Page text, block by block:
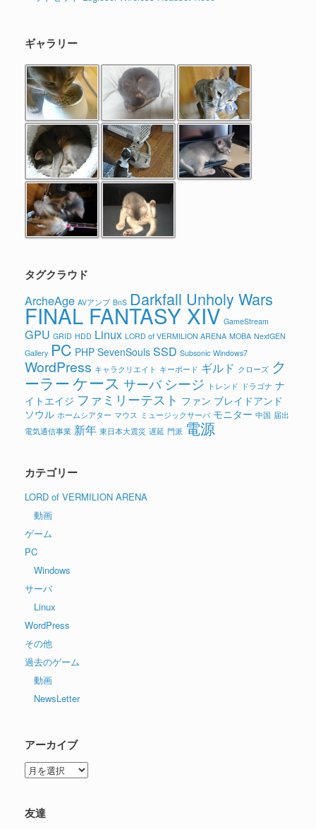
ギャラリー
タグクラウド
ArcheAge AVアンプ BnS Darkfall Unholy Wars
FINAL FANTASY XIV GameStream
GPU GRID HDD Linux LORD of VERMILION ARENA MOBA NextGEN
Gallery PC PHP SevenSouls SSD Subsonic Windows7
WordPress キャラクリエイト キーボード ギルド クローズ ク
ーラーケース サーバ シージ トレンド ドラゴナ ナ
イトエイジ ファミリーテスト ファン ブレイドアンド
ソウル ホームシアター マウス ミュージックサーバ モニター 中国 届出
電気通信事業 新年 東日本大震災 遅延 門派 電源
カテゴリー
LORD of VERMILION ARENA
動画
ゲーム
PC
Windows
サーバ
Linux
WordPress
その他
過去のゲーム
動画
NewsLetter
アーカイブ
ア
ー
イ
ブ
友達